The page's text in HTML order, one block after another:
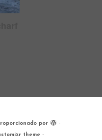
por ·
theme ·